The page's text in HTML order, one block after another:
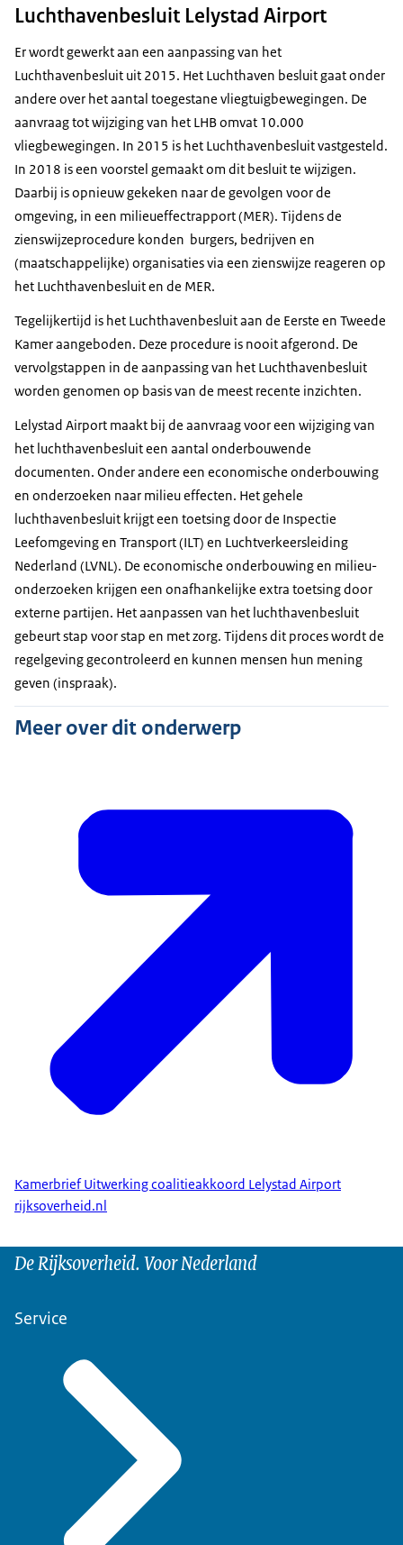
Luchthavenbesluit Lelystad Airport
Er wordt gewerkt aan een aanpassing van het
Luchthavenbesluit uit 2015. Het Luchthaven besluit gaat onder
andere over het aantal toegestane vliegtuigbewegingen. De
aanvraag tot wijziging van het LHB omvat 10.000
vliegbewegingen. In 2015 is het Luchthavenbesluit vastgesteld.
In 2018 is een voorstel gemaakt om dit besluit te wijzigen.
Daarbij is opnieuw gekeken naar de gevolgen voor de
omgeving, in een milieueffectrapport (MER). Tijdens de
zienswijzeprocedure konden burgers, bedrijven en
(maatschappelijke) organisaties via een zienswijze reageren op
het Luchthavenbesluit en de MER.
Tegelijkertijd is het Luchthavenbesluit aan de Eerste en Tweede
Kamer aangeboden. Deze procedure is nooit afgerond. De
vervolgstappen in de aanpassing van het Luchthavenbesluit
worden genomen op basis van de meest recente inzichten.
Lelystad Airport maakt bij de aanvraag voor een wijziging van
het luchthavenbesluit een aantal onderbouwende
documenten. Onder andere een economische onderbouwing
en onderzoeken naar milieu effecten. Het gehele
luchthavenbesluit krijgt een toetsing door de Inspectie
Leefomgeving en Transport (ILT) en Luchtverkeersleiding
Nederland (LVNL). De economische onderbouwing en milieu-
onderzoeken krijgen een onafhankelijke extra toetsing door
externe partijen. Het aanpassen van het luchthavenbesluit
gebeurt stap voor stap en met zorg. Tijdens dit proces wordt de
regelgeving gecontroleerd en kunnen mensen hun mening
geven (inspraak).
Meer over dit onderwerp
Kamerbrief Uitwerking coalitieakkoord Lelystad Airport
rijksoverheid.nl
De Rijksoverheid. Voor Nederland
Service